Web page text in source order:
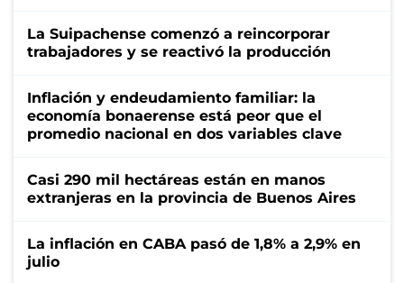
La Suipachense comenzó a reincorporar
trabajadores y se reactivó la producción
Inflación y endeudamiento familiar: la
economía bonaerense está peor que el
promedio nacional en dos variables clave
Casi 290 mil hectáreas están en manos
extranjeras en la provincia de Buenos Aires
La inflación en CABA pasó de 1,8% a 2,9% en
julio